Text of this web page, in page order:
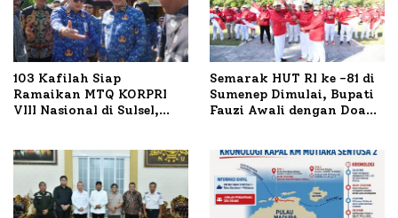
103 Kafilah Siap
Ramaikan MTQ KORPRI
VIII Nasional di Sulsel,
Semarak HUT RI ke -81 di
Sumenep Dimulai, Bupati
Fauzi Awali dengan Doa